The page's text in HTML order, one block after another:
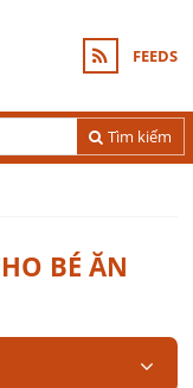
FEEDS
Tìm kiếm
BÉ ĂN